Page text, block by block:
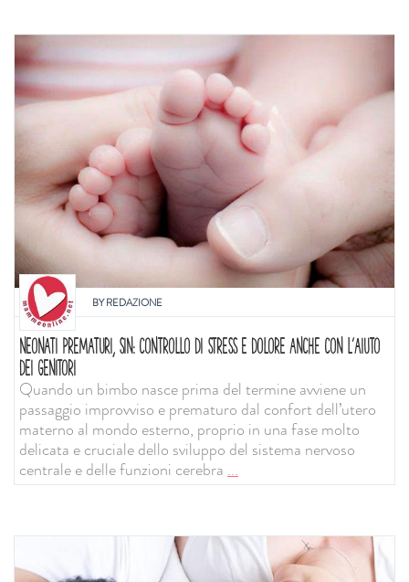
BYREDAZIONE
NEONATI PREMATURI, SIN: CONTROLLO DI STRESS E DOLORE ANCHE CON L'AIUTO
DEI GENITORI
Quando un bimbo nasce prima del termine avviene un
passaggio improvviso e prematuro dal confort dell’utero
materno al mondo esterno, proprio in una fase molto
delicata e cruciale dello sviluppo del sistema nervoso
centrale e delle funzioni cerebra...